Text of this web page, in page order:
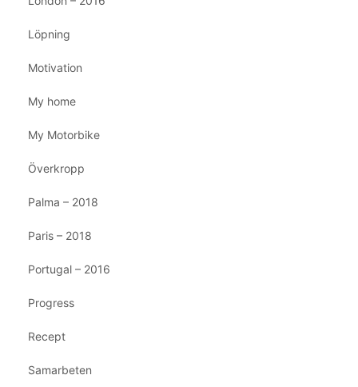
Löpning
Motivation
My home
My Motorbike
Överkropp
Palma – 2018
Paris – 2018
Portugal – 2016
Progress
Recept
Samarbeten